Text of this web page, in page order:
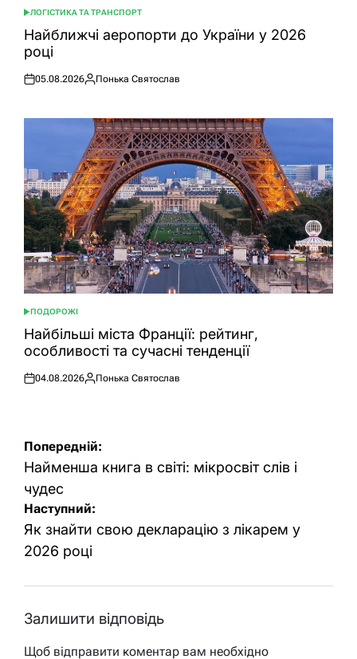
ОПУБЛІКУВАТИ
У
ЛОГІСТИКА ТА ТРАНСПОРТ
Найближчі аеропорти до України у 2026
році
Оприлюднено
05.08.2026
Опубліковано
Понька Святослав
ОПУБЛІКУВАТИ
У
ПОДОРОЖІ
Найбільші міста Франції: рейтинг,
особливості та сучасні тенденції
Оприлюднено
04.08.2026
Опубліковано
Понька Святослав
Навігація
записів
Попередній:
Найменша книга в світі: мікросвіт слів і
чудес
Наступний:
Як знайти свою декларацію з лікарем у
2026 році
Залишити відповідь
Щоб відправити коментар вам необхідно